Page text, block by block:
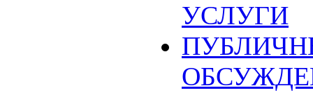
УСЛУГИ